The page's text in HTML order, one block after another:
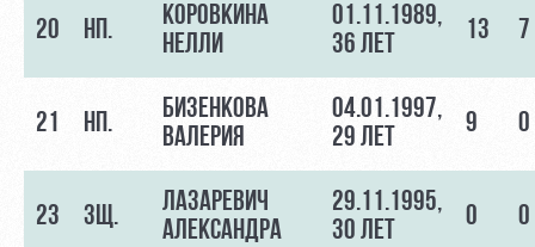
20 НП.
КОРОВКИНА
НЕЛЛИ
01.11.1989,
36 ЛЕТ
13
21 НП.
БИЗЕНКОВА
ВАЛЕРИЯ
04.01.1997,
29 ЛЕТ
9 0
23 ЗЩ.
ЛАЗАРЕВИЧ
АЛЕКСАНДРА
29.11.1995,
30 ЛЕТ
0 0